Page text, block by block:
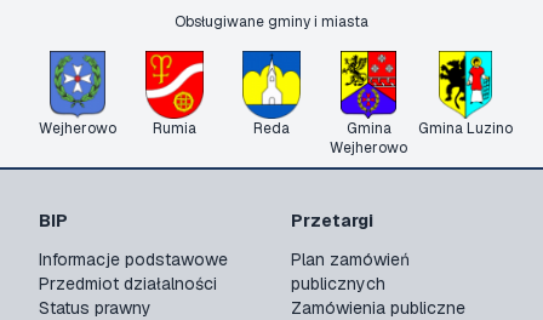
Obsługiwane gminy i miasta
Wejherowo Rumia Reda
Gmina
Wejherowo
Gmina Luzino
BIP
Informacje podstawowe
Przedmiot działalności
Status prawny
Przetargi
Plan zamówień
publicznych
Zamówienia publiczne